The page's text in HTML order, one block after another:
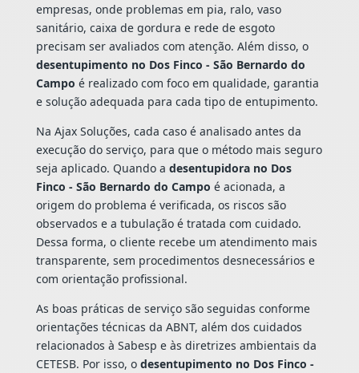
empresas, onde problemas em pia, ralo, vaso
sanitário, caixa de gordura e rede de esgoto
precisam ser avaliados com atenção. Além disso, o
desentupimento no Dos Finco - São Bernardo do
Campo é realizado com foco em qualidade, garantia
e solução adequada para cada tipo de entupimento.
Na Ajax Soluções, cada caso é analisado antes da
execução do serviço, para que o método mais seguro
seja aplicado. Quando a desentupidora no Dos
Finco - São Bernardo do Campo é acionada, a
origem do problema é verificada, os riscos são
observados e a tubulação é tratada com cuidado.
Dessa forma, o cliente recebe um atendimento mais
transparente, sem procedimentos desnecessários e
com orientação profissional.
As boas práticas de serviço são seguidas conforme
orientações técnicas da ABNT, além dos cuidados
relacionados à Sabesp e às diretrizes ambientais da
CETESB. Por isso, o desentupimento no Dos Finco -